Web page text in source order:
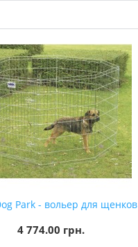
Park - вольер для щенков
4 774.00 грн.